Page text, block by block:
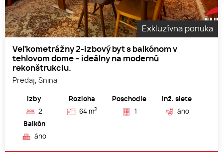
Exkluzívna ponuka
Veľkometrážny 2-izbový byt s balkónom v
tehlovom dome – ideálny na modernú
rekonštrukciu.
Predaj, Snina
Izby
2
Rozloha
64 m2
Poschodie
1
Inž. siete
áno
Balkón
áno